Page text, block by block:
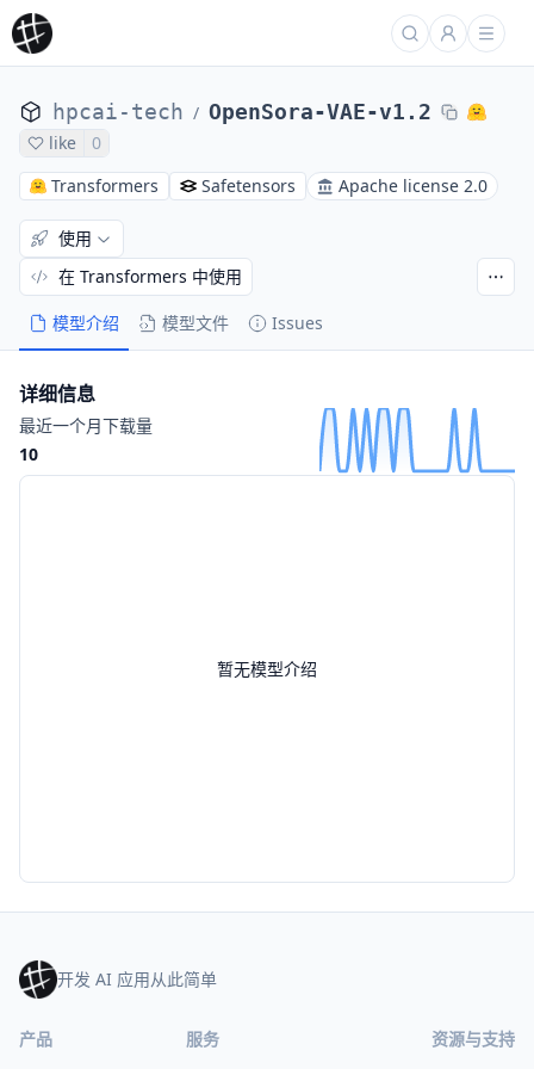
hpcai-tech / OpenSora-VAE-v1.2
like
0
Transformers
Safetensors Apache license 2.0
模型介绍 模型文件 Issues
使用
在 Transformers 中使用
暂无模型介绍
详细信息
最近一个月下载量
10
开发 AI 应用从此简单
产品 服务 资源与支持